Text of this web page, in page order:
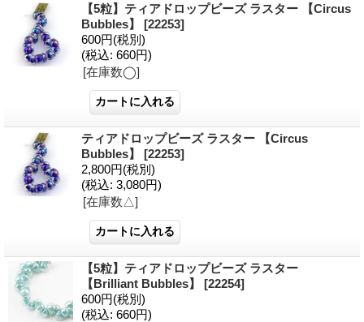
【5粒】ティアドロップビーズ ラスター 【Circus
Bubbles】 [22253]
600円(税別)
(税込: 660円)
[在庫数◯]
ティアドロップビーズ ラスター 【Circus
Bubbles】 [22253]
2,800円(税別)
(税込: 3,080円)
[在庫数△]
【5粒】ティアドロップビーズ ラスター
【Brilliant Bubbles】 [22254]
600円(税別)
(税込: 660円)